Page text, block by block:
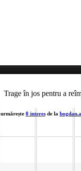
Trage în jos pentru a
urmărește 0 interesde la